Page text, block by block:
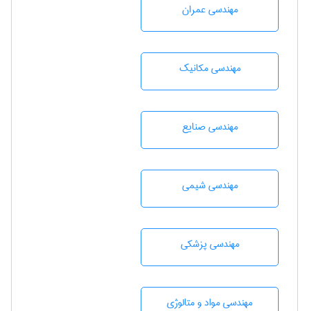
مهندسی عمران
مهندسی مکانیک
مهندسی صنايع
مهندسي شيمی
مهندسی پزشکی
مهندسی مواد و متالوژی